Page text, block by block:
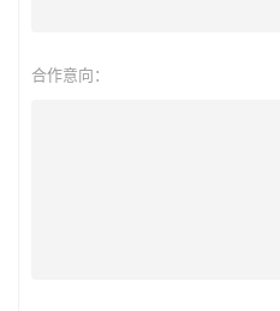
合作意向：